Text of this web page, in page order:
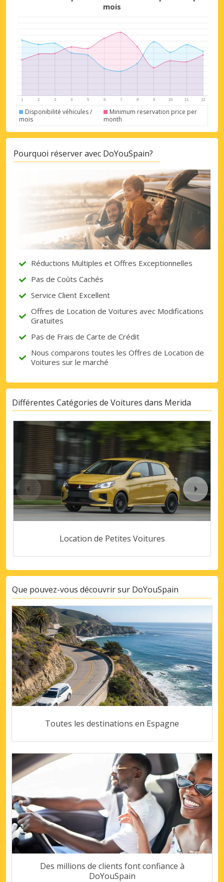
Promotions spéciales
Accédez à toutes vos réservations en un
seul endroit
Se connecter avec eLink
mois
Disponibilité véhicules /
mois
Minimum reservation price per
month
Pourquoi réserver avec DoYouSpain?
Réductions Multiples et Offres Exceptionnelles
Pas de Coûts Cachés
Service Client Excellent
Offres de Location de Voitures avec Modifications
Gratuites
Pas de Frais de Carte de Crédit
Nous comparons toutes les Offres de Location de
Voitures sur le marché
Différentes Catégories de Voitures dans Merida
Location de Petites Voitures
Que pouvez-vous découvrir sur DoYouSpain
Toutes les destinations en Espagne
Des millions de clients font confiance à
DoYouSpain